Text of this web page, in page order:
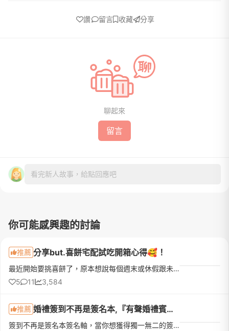
讚 留言 收藏 分享
聊起來
留言
看完新人故事，給點回應吧
你可能感興趣的討論
推薦 分享but.喜餅宅配試吃開箱心得🥰！
最近開始要挑喜餅了，原本想說每個週末或休假跟未婚夫排幾家門市試吃結果時間永遠對不上，加上長輩也說想參與意見最後乾脆改成宅配試吃比較快，也可以在家慢慢吃一起開箱再一次收集全家人的意見！我得說所有I人新娘...
5
11 3,584
推薦 婚禮簽到不再是簽名本,『有聲婚禮賓客留言簿』初體驗!
簽到不再是簽名本簽名軸，當你想獲得獨一無二的簽到回憶，真的可以考慮『有聲婚禮賓客留言簿』!!!2025/3/9 這一天，我拿到格萊天漾的學位畢業了，漫長的新娘科終於修完學分。在朋友之中算較晚結婚的我，參與過N場婚...